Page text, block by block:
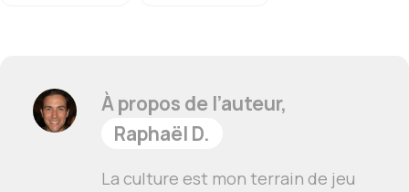
À propos de l’auteur,
Raphaël D.
La culture est mon terrain de jeu